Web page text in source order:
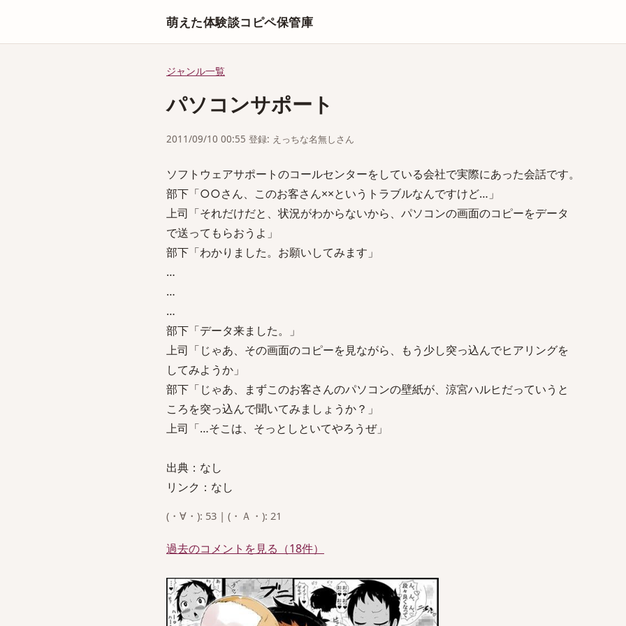
萌えた体験談コピペ保管庫
ジャンル一覧
パソコンサポート
2011/09/10 00:55 登録: えっちな名無しさん
ソフトウェアサポートのコールセンターをしている会社で実際にあった会話です。
部下「○○さん、このお客さん××というトラブルなんですけど…」
上司「それだけだと、状況がわからないから、パソコンの画面のコピーをデータ
で送ってもらおうよ」
部下「わかりました。お願いしてみます」
…
…
…
部下「データ来ました。」
上司「じゃあ、その画面のコピーを見ながら、もう少し突っ込んでヒアリングを
してみようか」
部下「じゃあ、まずこのお客さんのパソコンの壁紙が、涼宮ハルヒだっていうと
ころを突っ込んで聞いてみましょうか？」
上司「…そこは、そっとしといてやろうぜ」
出典：なし
リンク：なし
(・∀・): 53 | (・Ａ・): 21
過去のコメントを見る（18件）